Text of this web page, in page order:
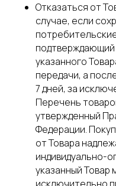
Отказаться от
случае, если
подтверждающий
указанного
передачи, а
7 дней, за
Перечень
утвержденный
Федерации.
от Товара
индивидуально-
указанный